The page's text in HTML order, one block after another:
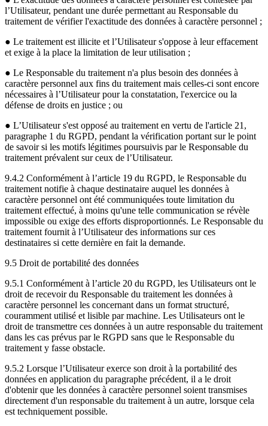
l’Utilisateur, pendant une durée permettant au Responsable du
traitement de vérifier l'exactitude des données à caractère personnel ;
● Le traitement est illicite et l’Utilisateur s'oppose à leur effacement
et exige à la place la limitation de leur utilisation ;
● Le Responsable du traitement n'a plus besoin des données à
caractère personnel aux fins du traitement mais celles-ci sont encore
nécessaires à l’Utilisateur pour la constatation, l'exercice ou la
défense de droits en justice ; ou
● L’Utilisateur s'est opposé au traitement en vertu de l'article 21,
paragraphe 1 du RGPD, pendant la vérification portant sur le point
de savoir si les motifs légitimes poursuivis par le Responsable du
traitement prévalent sur ceux de l’Utilisateur.
9.4.2 Conformément à l’article 19 du RGPD, le Responsable du
traitement notifie à chaque destinataire auquel les données à
caractère personnel ont été communiquées toute limitation du
traitement effectué, à moins qu'une telle communication se révèle
impossible ou exige des efforts disproportionnés. Le Responsable du
traitement fournit à l’Utilisateur des informations sur ces
destinataires si cette dernière en fait la demande.
9.5 Droit de portabilité des données
9.5.1 Conformément à l’article 20 du RGPD, les Utilisateurs ont le
droit de recevoir du Responsable du traitement les données à
caractère personnel les concernant dans un format structuré,
couramment utilisé et lisible par machine. Les Utilisateurs ont le
droit de transmettre ces données à un autre responsable du traitement
dans les cas prévus par le RGPD sans que le Responsable du
traitement y fasse obstacle.
9.5.2 Lorsque l’Utilisateur exerce son droit à la portabilité des
données en application du paragraphe précédent, il a le droit
d'obtenir que les données à caractère personnel soient transmises
directement d'un responsable du traitement à un autre, lorsque cela
est techniquement possible.